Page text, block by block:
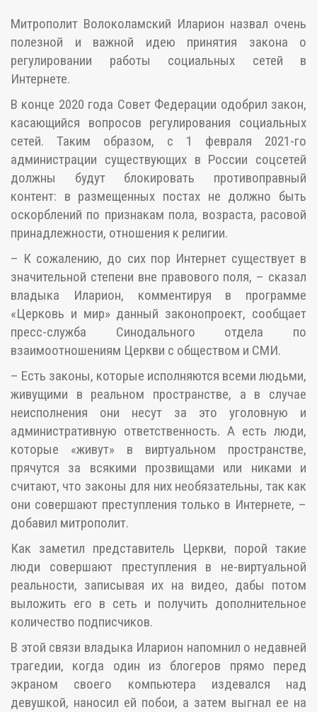
Митрополит Волоколамский Иларион назвал очень
полезной и важной идею принятия закона о
регулировании работы социальных сетей в
Интернете.
В конце 2020 года Совет Федерации одобрил закон,
касающийся вопросов регулирования социальных
сетей. Таким образом, с 1 февраля 2021-го
администрации существующих в России соцсетей
должны будут блокировать противоправный
контент: в размещенных постах не должно быть
оскорблений по признакам пола, возраста, расовой
принадлежности, отношения к религии.
– К сожалению, до сих пор Интернет существует в
значительной степени вне правового поля, – сказал
владыка Иларион, комментируя в программе
«Церковь и мир» данный законопроект, сообщает
пресс-служба Синодального отдела по
взаимоотношениям Церкви с обществом и СМИ.
– Есть законы, которые исполняются всеми людьми,
живущими в реальном пространстве, а в случае
неисполнения они несут за это уголовную и
административную ответственность. А есть люди,
которые «живут» в виртуальном пространстве,
прячутся за всякими прозвищами или никами и
считают, что законы для них необязательны, так как
они совершают преступления только в Интернете, –
добавил митрополит.
Как заметил представитель Церкви, порой такие
люди совершают преступления в не-виртуальной
реальности, записывая их на видео, дабы потом
выложить его в сеть и получить дополнительное
количество подписчиков.
В этой связи владыка Иларион напомнил о недавней
трагедии, когда один из блогеров прямо перед
экраном своего компьютера издевался над
девушкой, наносил ей побои, а затем выгнал ее на